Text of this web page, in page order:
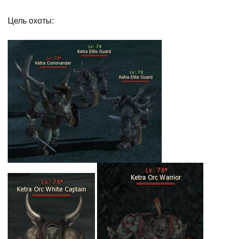
Цель охоты: